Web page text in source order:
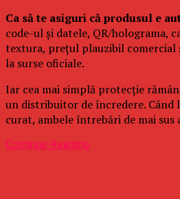
Ca să te asiguri că produsul e
code-ul și datele, QR/holograma,
textura, prețul plauzibil comercial
la surse oficiale.
Iar cea mai simplă protecție
un distribuitor de încredere. Când
curat, ambele întrebări de mai sus
Continue Reading